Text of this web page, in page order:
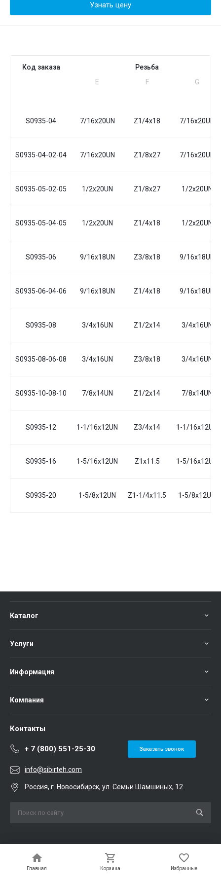
Главная Корзина Избранные
Главная Корзина Избранные
Узнать цену
Код заказа
Резьба
Е
F G
S0935-04 7/16x20UN Z1/4x18 7/16x20UN
S0935-04-02-04 7/16x20UN Z1/8x27 7/16x20UN
S0935-05-02-05 1/2x20UN Z1/8x27 1/2x20UN
S0935-05-04-05 1/2x20UN Z1/4x18 1/2x20UN
S0935-06 9/16x18UN Z3/8x18 9/16x18UN
S0935-06-04-06 9/16x18UN Z1/4x18 9/16x18UN
S0935-08 3/4x16UN Z1/2x14 3/4x16UN
S0935-08-06-08 3/4x16UN Z3/8x18 3/4x16UN
S0935-10-08-10 7/8x14UN Z1/2x14 7/8x14UN
S0935-12 1-1/16x12UN Z3/4x14 1-1/16x12UN
S0935-16 1-5/16x12UN Z1x11.5 1-5/16x12UN
S0935-20 1-5/8x12UN Z1-1/4x11.5 1-5/8x12UN
Каталог
Услуги
Информация
Компания
Контакты
+ 7 (800) 551-25-30 Заказать звонок
info@sibirteh.com
Россия, г. Новосибирск, ул. Семьи Шамшиных, 12